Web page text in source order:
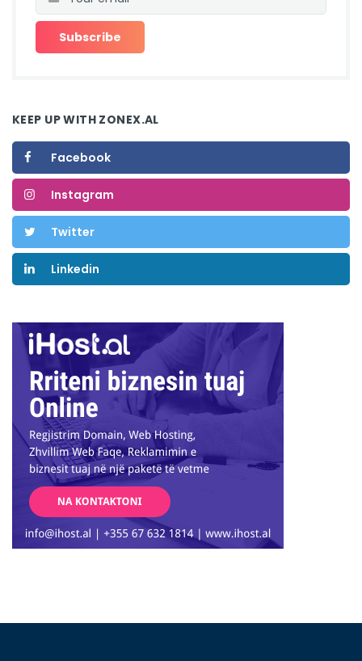
KEEP UP WITH ZONEX.AL
Facebook
Instagram
Twitter
Linkedin